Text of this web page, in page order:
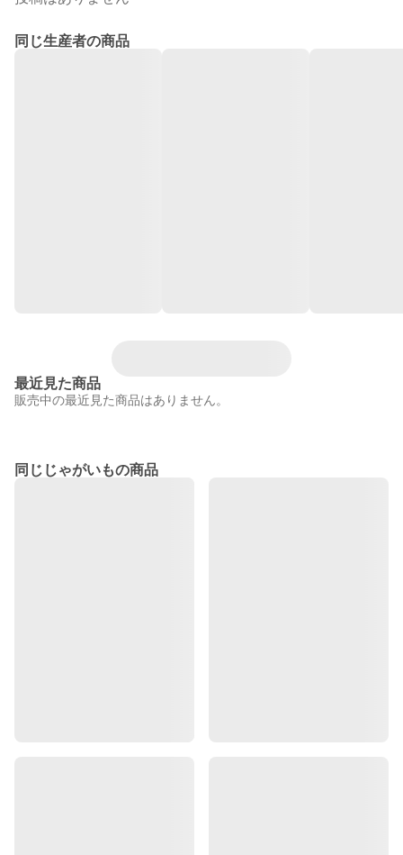
同じ生産者の商品
最近見た商品
販売中の最近見た商品はありません。
同じじゃがいもの商品